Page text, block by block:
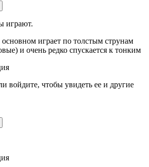
играют.
играет по толстым струнам
и очень редко спускается к тонким
войдите, чтобы увидеть ее и другие